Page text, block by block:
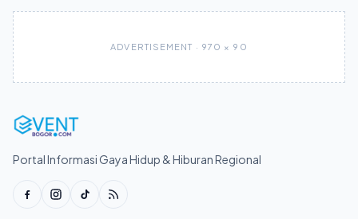
ADVERTISEMENT · 970 × 90
Portal Informasi Gaya Hidup & Hiburan Regional